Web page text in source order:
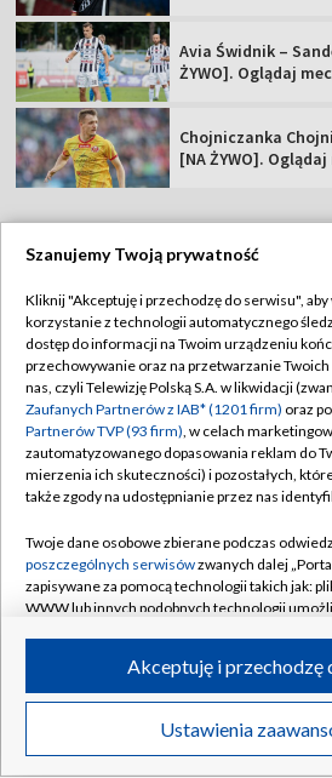
Transmisje
Avia Świdnik –
ŻYWO]. Oglądaj
Chojniczanka
[NA ŻYWO].
Abonament
Sklep TVP
Biuro
Oferta
Telegazeta
Rada
Ogłoszenia
Akademia
Informacje o
System NOS
Regulamin
Polityka
Moje zgody
Biuro
Kontakt
Kanały
©2026 Telewizja Polska Spółka
Szanujemy Twoją prywatność
Kliknij "Akceptuję i przechodzę do serwisu", aby
korzystanie z technologii automatycznego
dostęp do informacji na Twoim urządzeniu
przechowywanie oraz na przetwarzanie
nas, czyli Telewizję Polską S.A. w likwidacji
Zaufanych Partnerów z IAB* (1201 firm) oraz
Partnerów TVP (93 firm), w celach
zautomatyzowanego dopasowania reklam do
mierzenia ich skuteczności) i pozostałych,
także zgody na udostępnianie przez nas
Twoje dane osobowe zbierane podczas
poszczególnych serwisówzwanych dalej
zapisywane za pomocą technologii takich jak:
WWW lub innych podobnych technologii
ruchu w Internecie.
Twoje dane osobowe zbierane podczas
poszczególnych serwisówna Portalu, takie jak
Ustawienia
Akceptuję i przechodzę